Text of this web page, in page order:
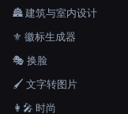
🏯 建筑与室内设计
⚜️ 徽标生成器
🎭 换脸
🖌️ 文字转图片
👩‍🎤 时尚